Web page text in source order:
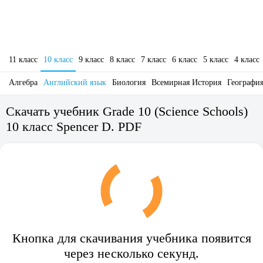
11 класс 10 класс 9 класс 8 класс 7 класс 6 класс 5 класс 4 класс
Алгебра Английский язык Биология Всемирная История География
Скачать учебник Grade 10 (Science Schools)
10 класс Spencer D. PDF
Кнопка для скачивания учебника появится
через несколько секунд.